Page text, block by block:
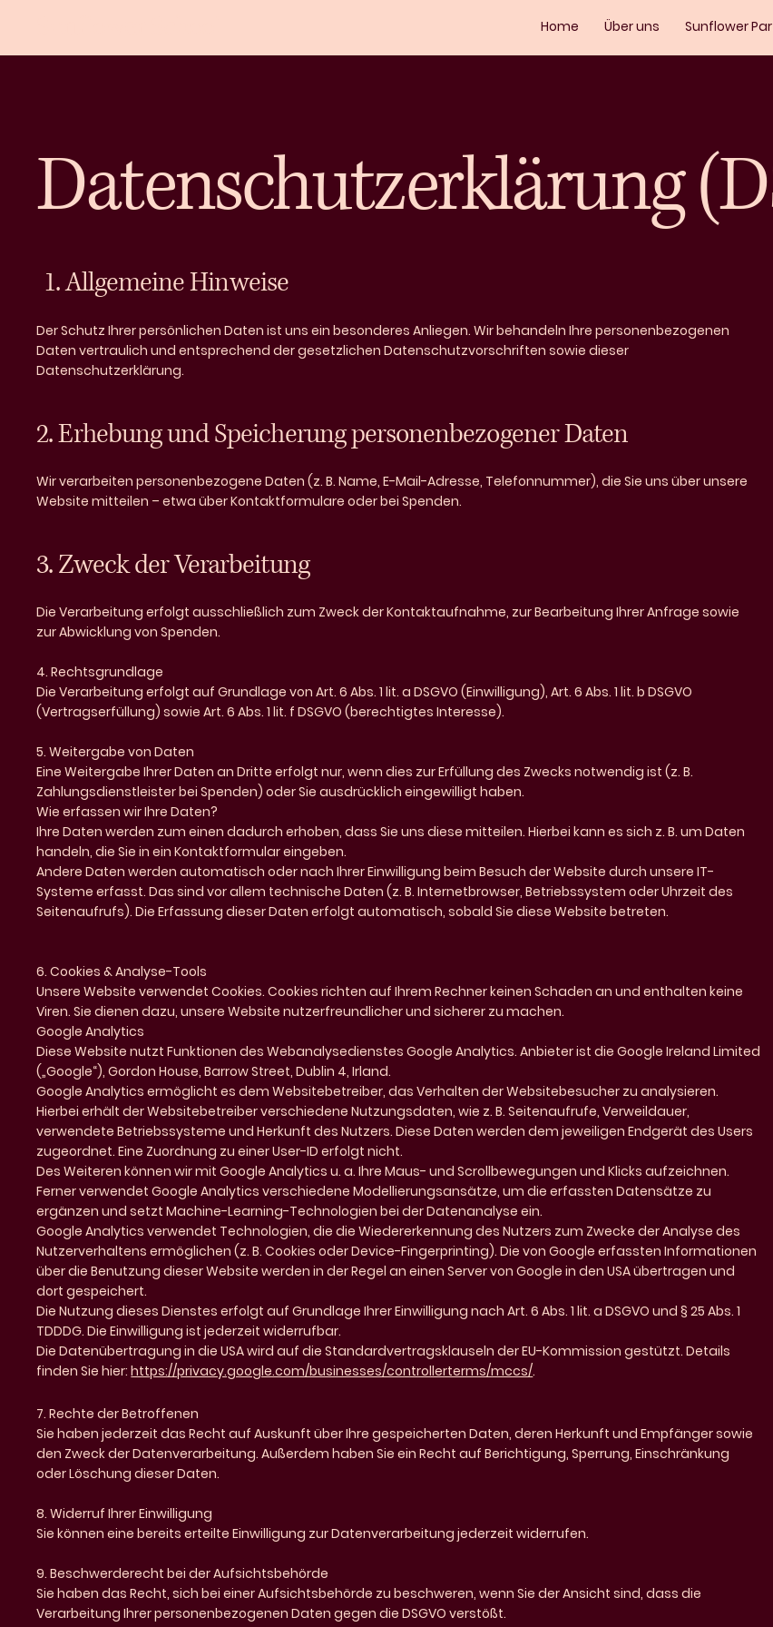
Home Über uns Sunflower
Datenschutzerklärung
1. Allgemeine Hinweise
Der Schutz Ihrer persönlichen Daten ist uns ein besonderes Anliegen. Wir behandeln Ihre personenbezogenen
Daten vertraulich und entsprechend der gesetzlichen Datenschutzvorschriften sowie dieser
Datenschutzerklärung.
2. Erhebung und Speicherung personenbezogener Daten
Wir verarbeiten personenbezogene Daten (z. B. Name, E-Mail-Adresse, Telefonnummer), die Sie uns über unsere
Website mitteilen – etwa über Kontaktformulare oder bei Spenden.
3. Zweck der Verarbeitung
Die Verarbeitung erfolgt ausschließlich zum Zweck der Kontaktaufnahme, zur Bearbeitung Ihrer Anfrage sowie
zur Abwicklung von Spenden.
4. Rechtsgrundlage
Die Verarbeitung erfolgt auf Grundlage von Art. 6 Abs. 1 lit. a DSGVO (Einwilligung), Art. 6 Abs. 1 lit. b DSGVO
(Vertragserfüllung) sowie Art. 6 Abs. 1 lit. f DSGVO (berechtigtes Interesse).
5. Weitergabe von Daten
Eine Weitergabe Ihrer Daten an Dritte erfolgt nur, wenn dies zur Erfüllung des Zwecks notwendig ist (z. B.
Zahlungsdienstleister bei Spenden) oder Sie ausdrücklich eingewilligt haben.
Wie erfassen wir Ihre Daten?
Ihre Daten werden zum einen dadurch erhoben, dass Sie uns diese mitteilen. Hierbei kann es sich z. B. um Daten
handeln, die Sie in ein Kontaktformular eingeben.
Andere Daten werden automatisch oder nach Ihrer Einwilligung beim Besuch der Website durch unsere IT-
Systeme erfasst. Das sind vor allem technische Daten (z. B. Internetbrowser, Betriebssystem oder Uhrzeit des
Seitenaufrufs). Die Erfassung dieser Daten erfolgt automatisch, sobald Sie diese Website betreten.
6. Cookies & Analyse-Tools
Unsere Website verwendet Cookies. Cookies richten auf Ihrem Rechner keinen Schaden an und enthalten keine
Viren. Sie dienen dazu, unsere Website nutzerfreundlicher und sicherer zu machen.
Google Analytics
Diese Website nutzt Funktionen des Webanalysedienstes Google Analytics. Anbieter ist die Google Ireland Limited
(„Google“), Gordon House, Barrow Street, Dublin 4, Irland.
Google Analytics ermöglicht es dem Websitebetreiber, das Verhalten der Websitebesucher zu analysieren.
Hierbei erhält der Websitebetreiber verschiedene Nutzungsdaten, wie z. B. Seitenaufrufe, Verweildauer,
verwendete Betriebssysteme und Herkunft des Nutzers. Diese Daten werden dem jeweiligen Endgerät des Users
zugeordnet. Eine Zuordnung zu einer User-ID erfolgt nicht.
Des Weiteren können wir mit Google Analytics u. a. Ihre Maus- und Scrollbewegungen und Klicks aufzeichnen.
Ferner verwendet Google Analytics verschiedene Modellierungsansätze, um die erfassten Datensätze zu
ergänzen und setzt Machine-Learning-Technologien bei der Datenanalyse ein.
Google Analytics verwendet Technologien, die die Wiedererkennung des Nutzers zum Zwecke der Analyse des
Nutzerverhaltens ermöglichen (z. B. Cookies oder Device-Fingerprinting). Die von Google erfassten Informationen
über die Benutzung dieser Website werden in der Regel an einen Server von Google in den USA übertragen und
dort gespeichert.
Die Nutzung dieses Dienstes erfolgt auf Grundlage Ihrer Einwilligung nach Art. 6 Abs. 1 lit. a DSGVO und § 25 Abs. 1
TDDDG. Die Einwilligung ist jederzeit widerrufbar.
Die Datenübertragung in die USA wird auf die Standardvertragsklauseln der EU-Kommission gestützt. Details
finden Sie hier:https://privacy.google.com/businesses/controllerterms/mccs/.
7. Rechte der Betroffenen
Sie haben jederzeit das Recht auf Auskunft über Ihre gespeicherten Daten, deren Herkunft und Empfänger sowie
den Zweck der Datenverarbeitung. Außerdem haben Sie ein Recht auf Berichtigung, Sperrung, Einschränkung
oder Löschung dieser Daten.
8. Widerruf Ihrer Einwilligung
Sie können eine bereits erteilte Einwilligung zur Datenverarbeitung jederzeit widerrufen.
9. Beschwerderecht bei der Aufsichtsbehörde
Sie haben das Recht, sich bei einer Aufsichtsbehörde zu beschweren, wenn Sie der Ansicht sind, dass die
Verarbeitung Ihrer personenbezogenen Daten gegen die DSGVO verstößt.